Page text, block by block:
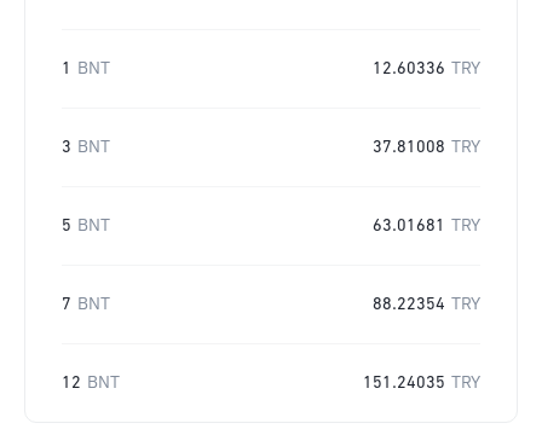
1 BNT 12.60336 TRY
3 BNT 37.81008 TRY
5 BNT 63.01681 TRY
7 BNT 88.22354 TRY
12 BNT 151.24035 TRY